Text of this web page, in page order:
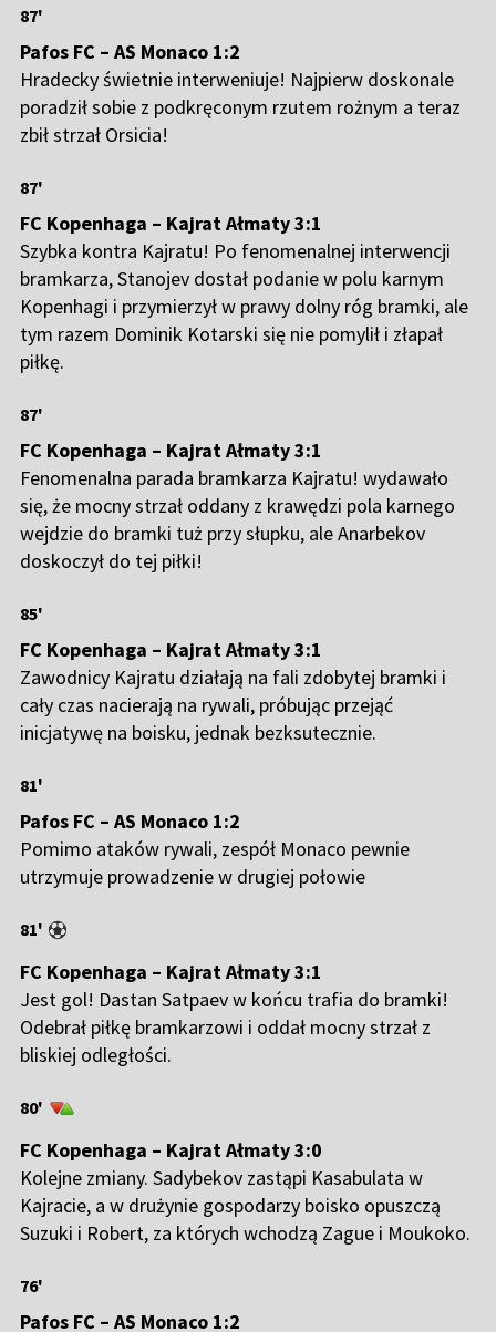
87'
Pafos FC – AS Monaco 1:2
Hradecky świetnie interweniuje! Najpierw doskonale
poradził sobie z podkręconym rzutem rożnym a teraz
zbił strzał Orsicia!
87'
FC Kopenhaga – Kajrat Ałmaty 3:1
Szybka kontra Kajratu! Po fenomenalnej interwencji
bramkarza, Stanojev dostał podanie w polu karnym
Kopenhagi i przymierzył w prawy dolny róg bramki, ale
tym razem Dominik Kotarski się nie pomylił i złapał
piłkę.
87'
FC Kopenhaga – Kajrat Ałmaty 3:1
Fenomenalna parada bramkarza Kajratu! wydawało
się, że mocny strzał oddany z krawędzi pola karnego
wejdzie do bramki tuż przy słupku, ale Anarbekov
doskoczył do tej piłki!
85'
FC Kopenhaga – Kajrat Ałmaty 3:1
Zawodnicy Kajratu działają na fali zdobytej bramki i
cały czas nacierają na rywali, próbując przejąć
inicjatywę na boisku, jednak bezksutecznie.
81'
Pafos FC – AS Monaco 1:2
Pomimo ataków rywali, zespół Monaco pewnie
utrzymuje prowadzenie w drugiej połowie
81'
FC Kopenhaga – Kajrat Ałmaty 3:1
Jest gol! Dastan Satpaev w końcu trafia do bramki!
Odebrał piłkę bramkarzowi i oddał mocny strzał z
bliskiej odległości.
80'
FC Kopenhaga – Kajrat Ałmaty 3:0
Kolejne zmiany. Sadybekov zastąpi Kasabulata w
Kajracie, a w drużynie gospodarzy boisko opuszczą
Suzuki i Robert, za których wchodzą Zague i Moukoko.
76'
Pafos FC – AS Monaco 1:2